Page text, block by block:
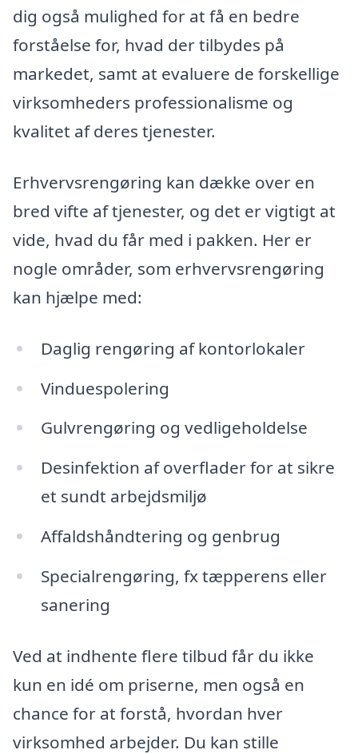
dig også mulighed for at få en bedre
forståelse for, hvad der tilbydes på
markedet, samt at evaluere de forskellige
virksomheders professionalisme og
kvalitet af deres tjenester.
Erhvervsrengøring kan dække over en
bred vifte af tjenester, og det er vigtigt at
vide, hvad du får med i pakken. Her er
nogle områder, som erhvervsrengøring
kan hjælpe med:
Daglig rengøring af kontorlokaler
Vinduespolering
Gulvrengøring og vedligeholdelse
Desinfektion af overflader for at sikre
et sundt arbejdsmiljø
Affaldshåndtering og genbrug
Specialrengøring, fx tæpperens eller
sanering
Ved at indhente flere tilbud får du ikke
kun en idé om priserne, men også en
chance for at forstå, hvordan hver
virksomhed arbejder. Du kan stille